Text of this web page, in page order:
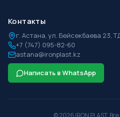
Контакты
г. Астана, ул. Бейсекбаева 23,
+7 (747) 095-82-60
astana@ironplast.kz
Написать в WhatsApp
©2026 IRON PLAST.